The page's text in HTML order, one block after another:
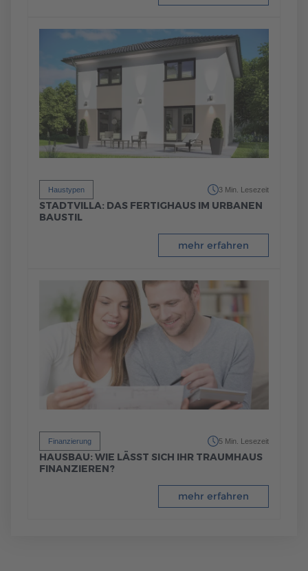
Haustypen 3 Min. Lesezeit
STADTVILLA: DAS FERTIGHAUS IM URBANEN
BAUSTIL
mehr erfahren
Finanzierung 5 Min. Lesezeit
HAUSBAU: WIE LÄSST SICH IHR TRAUMHAUS
FINANZIEREN?
mehr erfahren